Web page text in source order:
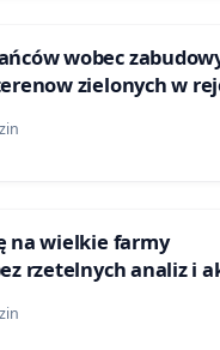
wobec
zielonych w
w Bielsku-Białej
na wielkie farmy
rzetelnych analiz i